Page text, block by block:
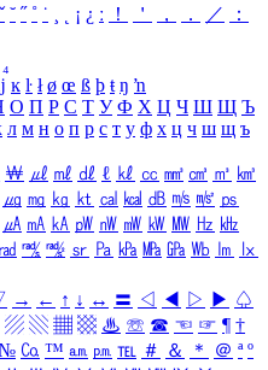
ˇ ˘ ˝ ˚ ˙ ¸ ¡ ¿ ː ！ ＇ ， ． ／
：
₄
ĸ ŀ ł ø œ ß þ ŧ ŋ ŉ
О П Р С Т У Ф Х Ц Ч Ш Щ Ъ
л м н о п р с т у ф х ц ч ш щ ъ
￦ ㎕ ㎖ ㎗ ℓ ㎘ ㏄ ㎣ ㎤ ㎥ ㎦
㎍ ㎎ ㎏ ㏏ ㎈ ㎉ ㏈ ㎧ ㎨ ㎰
㎂ ㎃ ㎄ ㎺ ㎻ ㎽ ㎾ ㎿ ㎐ ㎑
㎭ ㎮ ㎯ ㏛ ㎩ ㎪ ㎫ ㎬ ㏝ ㏐
㏓
→ ← ↑ ↓ ↔ 〓 ◁ ◀ ▷ ▶ ♤
▨ ▧ ▦ ▩ ♨ ☏ ☎ ☜ ☞ ¶ †
㏇ ™ ㏂ ㏘ ℡ ＃ ＆ ＊ ＠ ª º